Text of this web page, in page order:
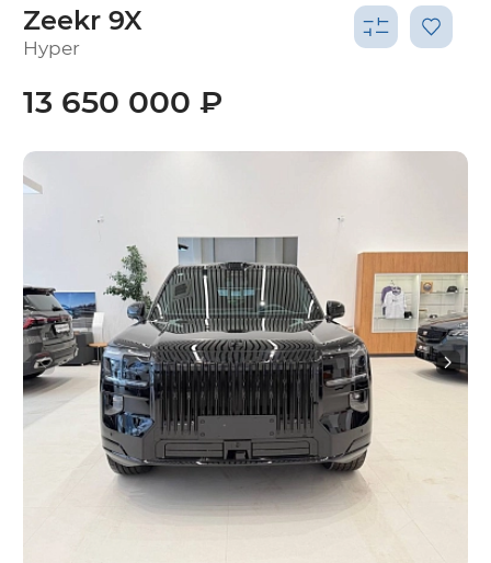
Zeekr 9X
Hyper
13 650 000 ₽